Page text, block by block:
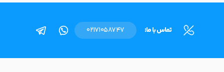
تماس با ما: 02171058747